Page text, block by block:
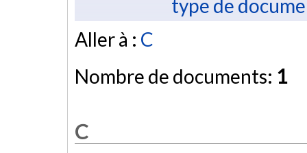
type de
Aller à : C
Nombre de documents: 1
C